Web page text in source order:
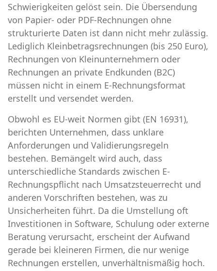
Schwierigkeiten gelöst sein. Die Übersendung
von Papier- oder PDF-Rechnungen ohne
strukturierte Daten ist dann nicht mehr zulässig.
Lediglich Kleinbetragsrechnungen (bis 250 Euro),
Rechnungen von Kleinunternehmern oder
Rechnungen an private Endkunden (B2C)
müssen nicht in einem E-Rechnungsformat
erstellt und versendet werden.
Obwohl es EU-weit Normen gibt (EN 16931),
berichten Unternehmen, dass unklare
Anforderungen und Validierungsregeln
bestehen. Bemängelt wird auch, dass
unterschiedliche Standards zwischen E-
Rechnungspflicht nach Umsatzsteuerrecht und
anderen Vorschriften bestehen, was zu
Unsicherheiten führt. Da die Umstellung oft
Investitionen in Software, Schulung oder externe
Beratung verursacht, erscheint der Aufwand
gerade bei kleineren Firmen, die nur wenige
Rechnungen erstellen, unverhältnismäßig hoch.